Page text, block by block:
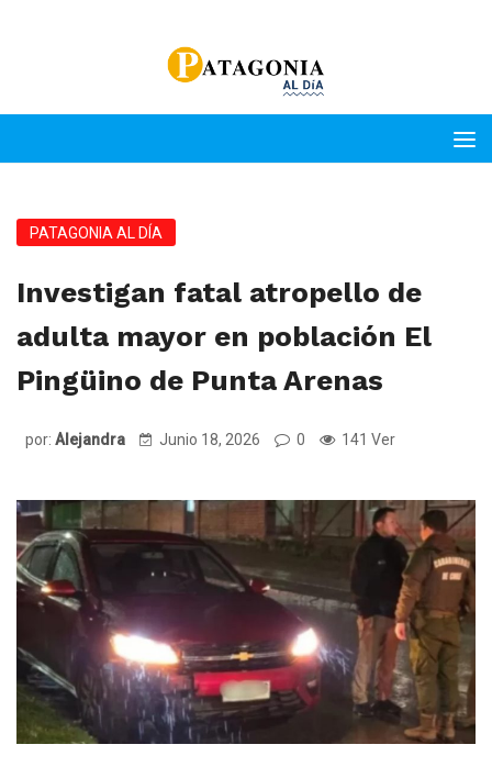
PATAGONIA AL DÍA
Investigan fatal atropello de
adulta mayor en población El
Pingüino de Punta Arenas
por: Alejandra Junio 18, 2026 0 141 Ver